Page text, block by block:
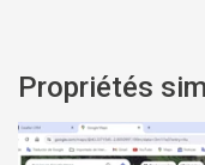
Propriétés